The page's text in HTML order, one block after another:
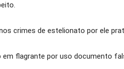
crimes de estelionato por ele
flagrante por uso documento